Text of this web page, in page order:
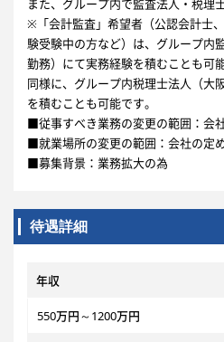
また、グループ内で監査法人・税理
※「会計監査」希望者（公認会計士
験受験中の方など）は、グループ内
勤務）にて実務経験を積むことも可
同様に、グループ内税理士法人（大
を積むことも可能です。
■従事すべき業務の変更の範囲：会
■就業場所の変更の範囲：会社の定
■募集背景：業務拡大の為
待遇詳細
年収
550万円～1200万円